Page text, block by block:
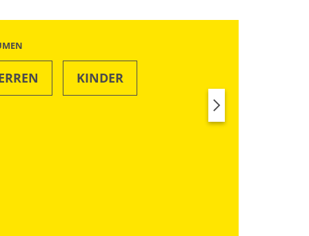
KINDER